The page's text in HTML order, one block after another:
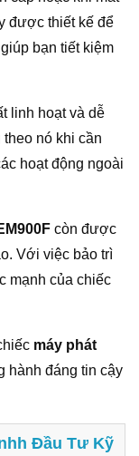
được thiết kế để
bạn tiết kiệm
linh hoạt và dễ
nó khi cần
hoạt động ngoài
còn được
Với việc bảo trì
mạnh của chiếc
máy phát
hành đáng tin cậy
Đầu Tư Kỹ